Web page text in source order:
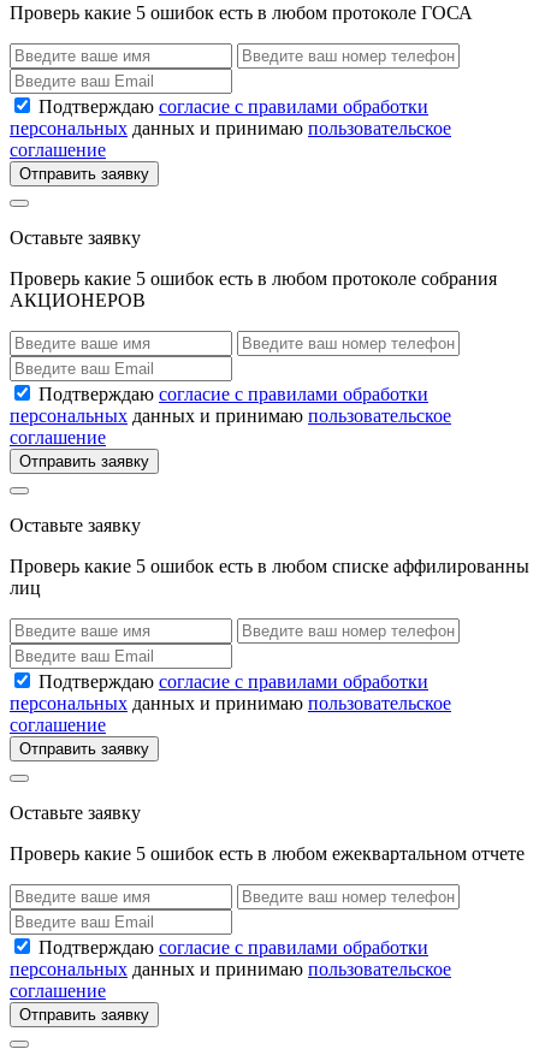
Проверь какие 5 ошибок есть в любом протоколе ГОСА
Подтверждаю согласие с правилами обработки
персональных данных и принимаю пользовательское
соглашение
Отправить заявку
Оставьте заявку
Проверь какие 5 ошибок есть в любом протоколе собрания
АКЦИОНЕРОВ
Подтверждаю согласие с правилами обработки
персональных данных и принимаю пользовательское
соглашение
Отправить заявку
Оставьте заявку
Проверь какие 5 ошибок есть в любом списке аффилированны
лиц
Подтверждаю согласие с правилами обработки
персональных данных и принимаю пользовательское
соглашение
Отправить заявку
Оставьте заявку
Проверь какие 5 ошибок есть в любом ежеквартальном отчете
Подтверждаю согласие с правилами обработки
персональных данных и принимаю пользовательское
соглашение
Отправить заявку